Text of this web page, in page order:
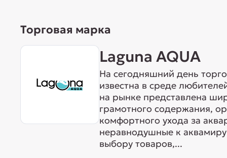
Торговая марка
Laguna AQUA
На сегодняшний день
известна в среде
на рынке представлена
грамотного содержания,
комфортного ухода за
неравнодушные к
выбору товаров,...